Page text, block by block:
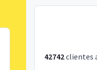
42742clientes